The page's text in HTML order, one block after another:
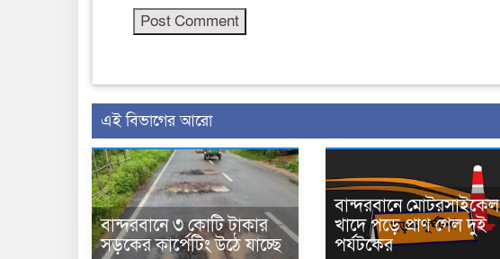
এই বিভাগের আরো
বান্দরবানে ৩ কোটি টাকার
সড়কের কার্পেটিং উঠে যাচ্ছে
বান্দরবানে মোটরসাইকেল
খাদে পড়ে প্রাণ গেল দুই
পর্যটকের